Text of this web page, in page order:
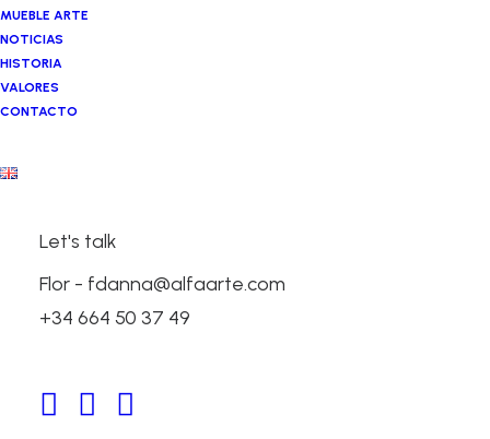
MUEBLE ARTE
NOTICIAS
HISTORIA
VALORES
CONTACTO
Let's talk
Flor - fdanna@alfaarte.com
+34 664 50 37 49
Cristina Iglesias
The Feuerle Collection, Berlin,